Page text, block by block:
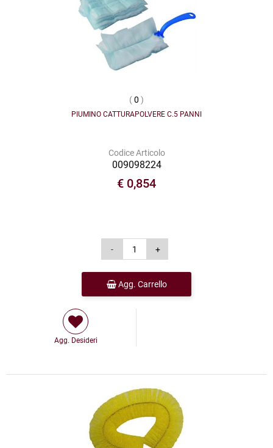
(0 )
PIUMINO CATTURAPOLVERE C.5 PANNI
Codice Articolo
009098224
€ 0,854
Agg. Carrello
Agg. Desideri